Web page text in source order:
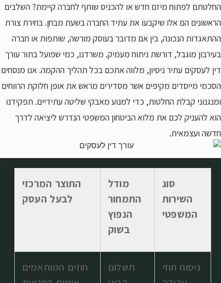
החלטתם לפתוח מיזם חדש או להכניס שותף לחברה קיימת? השלבים
הראשונים הם אלו שיקבעו את עתיד החברה בשעת מבחן. בחירת צורת
ההתאגדות הנכונה, בין אם מדובר בעוסק מורשה, שותפות או חברה
בעירבון מוגבל, דורשת ניתוח מעמיק. משרדנו, כמי שפועל בתור עורך
דין לעסקים עתיר ניסיון, מלווה אתכם בכל תהליך ההקמה. אנו מנסחים
הסכמי מייסדים מקיפים אשר מסדירים מראש את אופן חלוקת הרווחים
ומנגנוני קבלת החלטות, כדי למנוע מאבקי שליטה עתידיים. תפקידנו
הוא להעניק לכם את מלוא הביטחון המשפטי הנדרש ליציאה לדרך
חדשה ועצמאית.
סוג
השירות
המשפטי
מודל
התמחור
הנפוץ
בשוק
התוצר המרכזי
לבעל העסק
ניסוח חוזי
תשלום
חוזים המותאמים